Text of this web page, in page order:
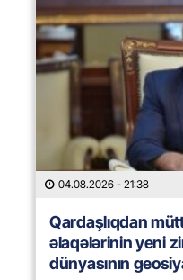
04.08.2026 - 21:38
Qardaşlıqdan
əlaqələrinin yeni
dünyasının